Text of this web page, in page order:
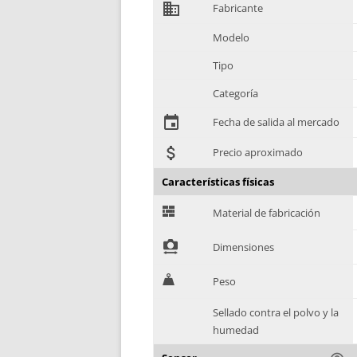
domain Fabricante
Modelo
Tipo
Categoría
event Fecha de salida al mercado
attach_money Precio aproximado
Características físicas
G Material de fabricación
! Dimensiones
H Peso
Sellado contra el polvo y la
humedad